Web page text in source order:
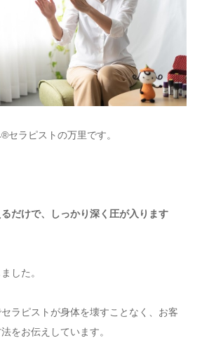
セラピストの万里です。
るだけで、しっかり深く圧が入ります
した。
ラピストが身体を壊すことなく、お客
をお伝えしています。